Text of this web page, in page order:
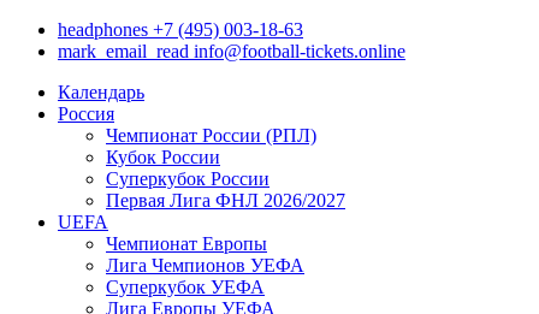
headphones +7 (495) 003-18-63
mark_email_read info@football-tickets.online
Календарь
Россия
Чемпионат России (РПЛ)
Кубок России
Суперкубок России
Первая Лига ФНЛ 2026/2027
UEFA
Чемпионат Европы
Лига Чемпионов УЕФА
Суперкубок УЕФА
Лига Европы УЕФА